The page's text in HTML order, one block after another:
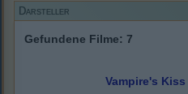
Darsteller
Gefundene Filme: 7
Vampire's Kiss